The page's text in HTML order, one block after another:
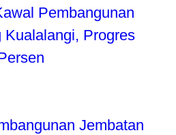
Pembangunan
Progres
Jembatan